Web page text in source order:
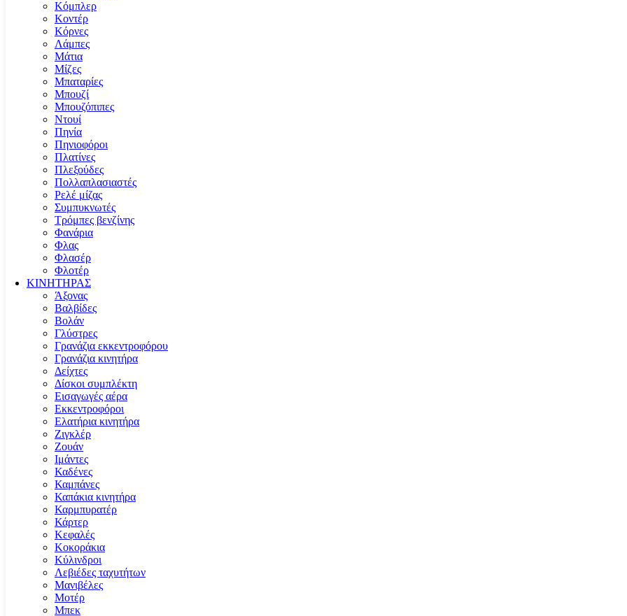
Κόμπλερ
Κοντέρ
Κόρνες
Λάμπες
Μάτια
Μίζες
Μπαταρίες
Μπουζί
Μπουζόπιπες
Ντουί
Πηνία
Πηνιοφόροι
Πλατίνες
Πλεξούδες
Πολλαπλασιαστές
Ρελέ μίζας
Συμπυκνωτές
Τρόμπες βενζίνης
Φανάρια
Φλας
Φλασέρ
Φλοτέρ
ΚΙΝΗΤΗΡΑΣ
Άξονας
Βαλβίδες
Βολάν
Γλύστρες
Γρανάζια εκκεντροφόρου
Γρανάζια κινητήρα
Δείχτες
Δίσκοι συμπλέκτη
Εισαγωγές αέρα
Εκκεντροφόροι
Ελατήρια κινητήρα
Ζιγκλέρ
Ζουάν
Ιμάντες
Καδένες
Καμπάνες
Καπάκια κινητήρα
Καρμπυρατέρ
Κάρτερ
Κεφαλές
Κοκοράκια
Κύλινδροι
Λεβιέδες ταχυτήτων
Μανιβέλες
Μοτέρ
Μπεκ